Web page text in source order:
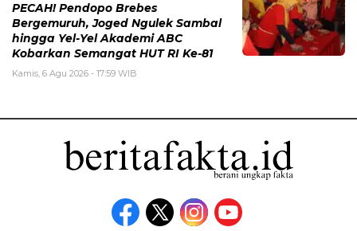
PECAH! Pendopo Brebes
Bergemuruh, Joged Ngulek Sambal
hingga Yel-Yel Akademi ABC
Kobarkan Semangat HUT RI Ke-81
Kamis, 6 Agu 2026 - 17:59 WIB